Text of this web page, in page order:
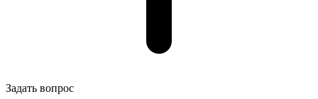
Задать вопрос